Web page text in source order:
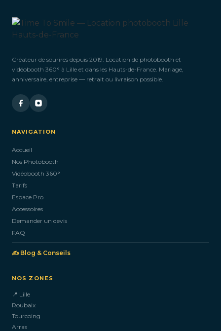
Créateur de sourires depuis 2019. Location de photobooth et
vidéobooth 360° à Lille et dans les Hauts-de-France. Mariage,
anniversaire, entreprise — retrait ou livraison possible.
NAVIGATION
Accueil
Nos Photobooth
Vidéobooth 360°
Tarifs
Espace Pro
Accessoires
Demander un devis
FAQ
✍️ Blog & Conseils
NOS ZONES
📍 Lille
Roubaix
Tourcoing
Arras